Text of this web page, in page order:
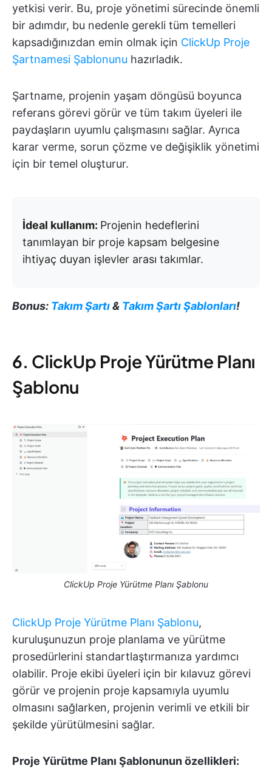
yetkisi verir. Bu, proje yönetimi sürecinde önemli
bir adımdır, bu nedenle gerekli tüm temelleri
kapsadığınızdan emin olmak için ClickUp Proje
Şartnamesi Şablonunu hazırladık.
Şartname, projenin yaşam döngüsü boyunca
referans görevi görür ve tüm takım üyeleri ile
paydaşların uyumlu çalışmasını sağlar. Ayrıca
karar verme, sorun çözme ve değişiklik yönetimi
için bir temel oluşturur.
İdeal kullanım: Projenin hedeflerini
tanımlayan bir proje kapsam belgesine
ihtiyaç duyan işlevler arası takımlar.
Bonus: Takım Şartı& Takım Şartı Şablonları!
6. ClickUp Proje Yürütme Planı
Şablonu
ClickUp Proje Yürütme Planı Şablonu
ClickUp Proje Yürütme Planı Şablonu,
kuruluşunuzun proje planlama ve yürütme
prosedürlerini standartlaştırmanıza yardımcı
olabilir. Proje ekibi üyeleri için bir kılavuz görevi
görür ve projenin proje kapsamıyla uyumlu
olmasını sağlarken, projenin verimli ve etkili bir
şekilde yürütülmesini sağlar.
Proje Yürütme Planı Şablonunun özellikleri: